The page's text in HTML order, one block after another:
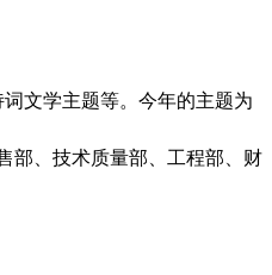
文学主题等。今年的主题为
部、技术质量部、工程部、财